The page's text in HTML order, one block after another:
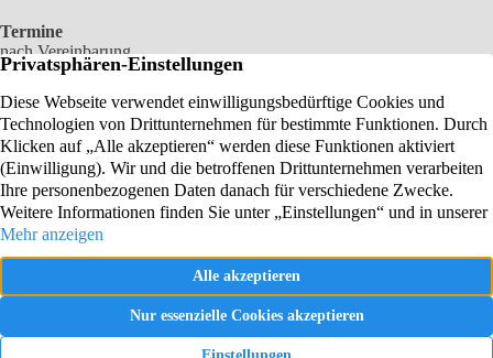
Termine
nach Vereinbarung
0172 6904449